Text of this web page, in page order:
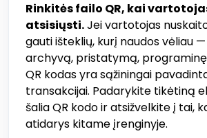
Rinkitės failo QR, kai
atsisiųsti.Jei vartotojas
gauti išteklių, kurį naudos vėliau
archyvą, pristatymą,
QR kodas yra sąžiningai
transakcijai. Padarykite tikėtiną
šalia QR kodo ir atsižvelkite į tai,
atidarys kitame įrenginyje.